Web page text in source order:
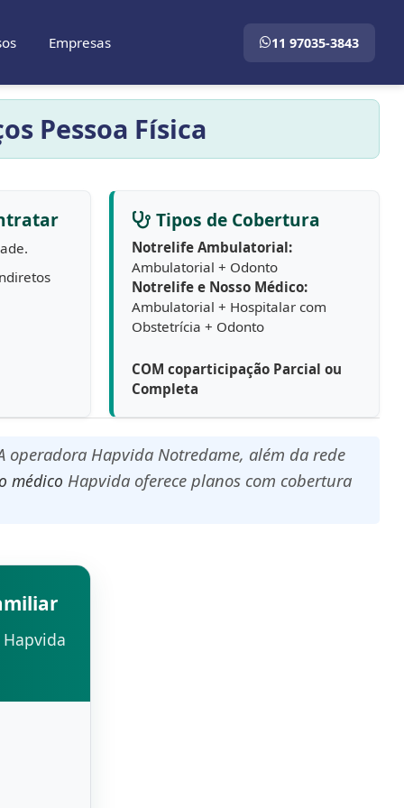
Empresas 11 97035-3843
Pessoa Física
Tipos de Cobertura
Notrelife Ambulatorial:
Ambulatorial + Odonto
Notrelife e Nosso Médico:
Ambulatorial + Hospitalar com
Obstetrícia + Odonto
COM coparticipação Parcial ou
Completa
Hapvida Notredame, além da rede
médico Hapvida oferece planos com cobertura